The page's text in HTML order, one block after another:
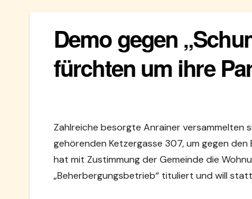
Demo gegen
fürchten um ihre
Zahlreiche besorgte Anrainer
gehörenden Ketzergasse 307, um gegen
hat mit Zustimmung der Gemeinde die
„Beherbergungsbetrieb“ tituliert und will